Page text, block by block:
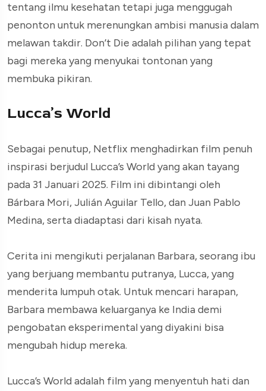
tentang ilmu kesehatan tetapi juga menggugah
penonton untuk merenungkan ambisi manusia dalam
melawan takdir. Don’t Die adalah pilihan yang tepat
bagi mereka yang menyukai tontonan yang
membuka pikiran.
Lucca’s World
Sebagai penutup, Netflix menghadirkan film penuh
inspirasi berjudul Lucca’s World yang akan tayang
pada 31 Januari 2025. Film ini dibintangi oleh
Bárbara Mori, Julián Aguilar Tello, dan Juan Pablo
Medina, serta diadaptasi dari kisah nyata.
Cerita ini mengikuti perjalanan Barbara, seorang ibu
yang berjuang membantu putranya, Lucca, yang
menderita lumpuh otak. Untuk mencari harapan,
Barbara membawa keluarganya ke India demi
pengobatan eksperimental yang diyakini bisa
mengubah hidup mereka.
Lucca’s World adalah film yang menyentuh hati dan